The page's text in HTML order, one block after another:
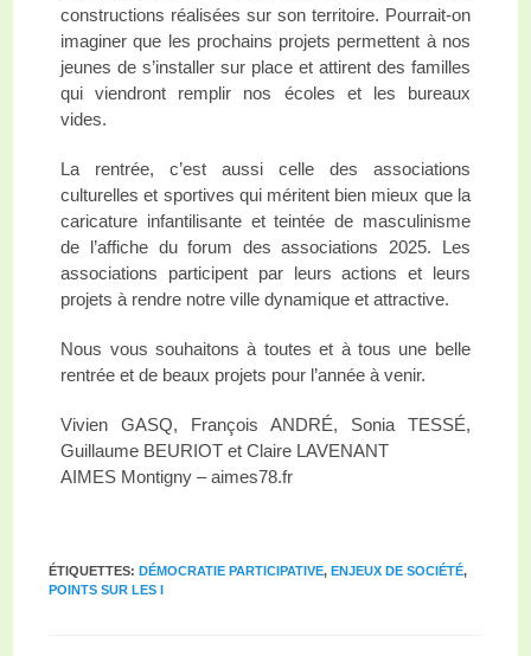
constructions réalisées sur son territoire. Pourrait-on
imaginer que les prochains projets permettent à nos
jeunes de s’installer sur place et attirent des familles
qui viendront remplir nos écoles et les bureaux
vides.
La rentrée, c’est aussi celle des associations
culturelles et sportives qui méritent bien mieux que la
caricature infantilisante et teintée de masculinisme
de l’affiche du forum des associations 2025. Les
associations participent par leurs actions et leurs
projets à rendre notre ville dynamique et attractive.
Nous vous souhaitons à toutes et à tous une belle
rentrée et de beaux projets pour l’année à venir.
Vivien GASQ, François ANDRÉ, Sonia TESSÉ,
Guillaume BEURIOT et Claire LAVENANT
AIMES Montigny – aimes78.fr
ÉTIQUETTES:DÉMOCRATIE PARTICIPATIVE, ENJEUX DE SOCIÉTÉ,
POINTS SUR LES I